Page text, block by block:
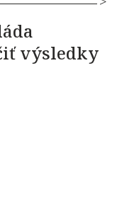
výsledky